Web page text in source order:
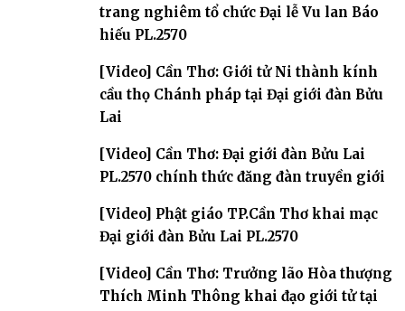
trang nghiêm tổ chức Đại lễ Vu lan Báo
hiếu PL.2570
[Video] Cần Thơ: Giới tử Ni thành kính
cầu thọ Chánh pháp tại Đại giới đàn Bửu
Lai
[Video] Cần Thơ: Đại giới đàn Bửu Lai
PL.2570 chính thức đăng đàn truyền giới
[Video] Phật giáo TP.Cần Thơ khai mạc
Đại giới đàn Bửu Lai PL.2570
[Video] Cần Thơ: Trưởng lão Hòa thượng
Thích Minh Thông khai đạo giới tử tại